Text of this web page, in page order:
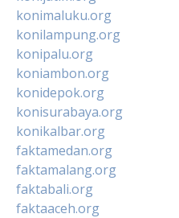
konimaluku.org
konilampung.org
konipalu.org
koniambon.org
konidepok.org
konisurabaya.org
konikalbar.org
faktamedan.org
faktamalang.org
faktabali.org
faktaaceh.org